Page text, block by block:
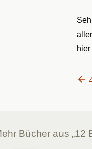
Bücher aus „12